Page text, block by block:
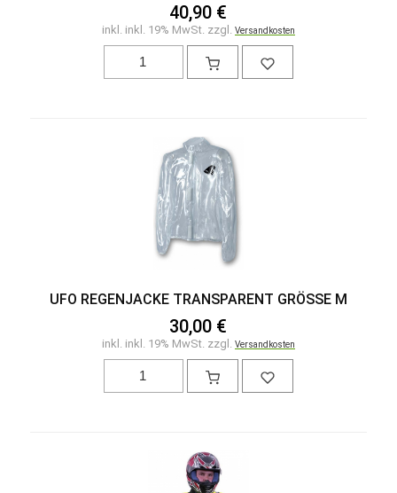
40,90 €
inkl. inkl. 19% MwSt. zzgl. Versandkosten
UFO REGENJACKE TRANSPARENT GRÖSSE M
30,00 €
inkl. inkl. 19% MwSt. zzgl. Versandkosten